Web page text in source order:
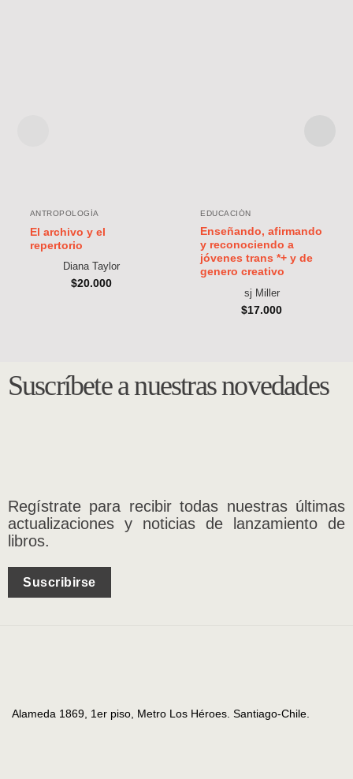
ANTROPOLOGÍA
El archivo y el
repertorio
Diana Taylor
$20.000
EDUCACIÓN
Enseñando, afirmando
y reconociendo a
jóvenes trans *+ y de
genero creativo
sj Miller
$17.000
Suscríbete a nuestras novedades
Regístrate para recibir todas nuestras últimas
actualizaciones y noticias de lanzamiento de
libros.
Suscribirse
Alameda 1869, 1er piso, Metro Los Héroes. Santiago-Chile.